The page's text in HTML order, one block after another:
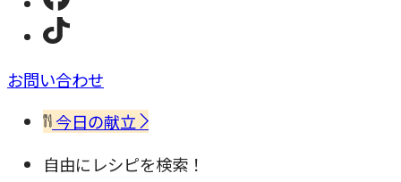
お問い合わせ
今日の献立
自由にレシピを検索！